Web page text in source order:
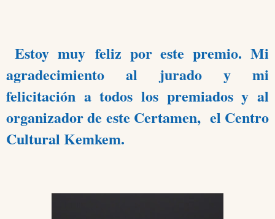
Estoy muy feliz por este premio. Mi
agradecimiento al jurado y mi
felicitación a todos los premiados y al
organizador de este Certamen, el Centro
Cultural Kemkem.